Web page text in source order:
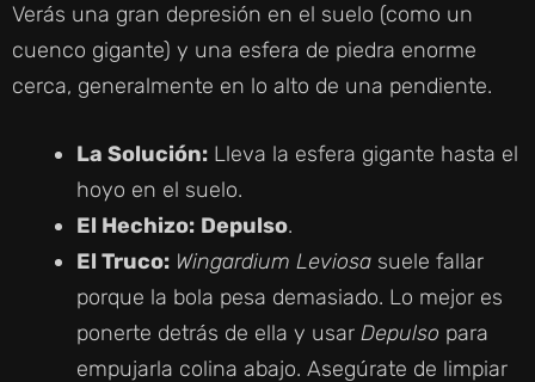
Verás una gran depresión en el suelo (como un
cuenco gigante) y una esfera de piedra enorme
cerca, generalmente en lo alto de una pendiente.
La Solución: Lleva la esfera gigante hasta el
hoyo en el suelo.
El Hechizo: Depulso.
El Truco: Wingardium Leviosa suele fallar
porque la bola pesa demasiado. Lo mejor es
ponerte detrás de ella y usar Depulso para
empujarla colina abajo. Asegúrate de limpiar